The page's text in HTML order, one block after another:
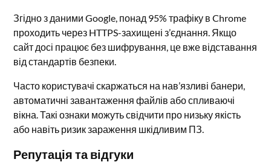
Згідно з даними Google, понад 95% трафіку в Chrome
проходить через HTTPS-захищені з’єднання. Якщо
сайт досі працює без шифрування, це вже відставання
від стандартів безпеки.
Часто користувачі скаржаться на нав’язливі банери,
автоматичні завантаження файлів або спливаючі
вікна. Такі ознаки можуть свідчити про низьку якість
або навіть ризик зараження шкідливим ПЗ.
Репутація та відгуки